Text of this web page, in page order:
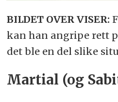
BILDET OVER VISER:
kan han angripe rett
det ble en del slike
Martial (og